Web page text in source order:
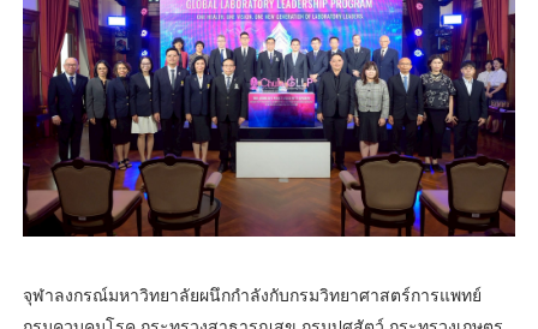
จุฬาลงกรณ์มหาวิทยาลัยผนึกกำลังกับกรมวิทยาศาสตร์การแพทย์